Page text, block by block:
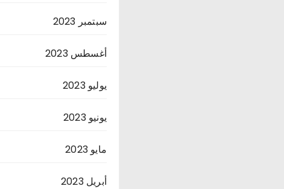
سبتمبر 2023
أغسطس 2023
يوليو 2023
يونيو 2023
مايو 2023
أبريل 2023